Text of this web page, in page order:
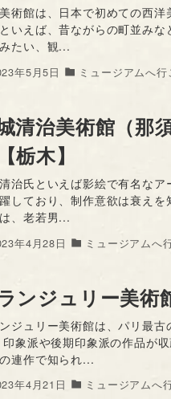
術館は、日本で初めての西
いえば、昔ながらの町並み
たい、観...
年5月5日 ミュージアムへ行
清治美術館（那
栃木】
治氏といえば影絵で有名な
しており、制作意欲は衰え
、老若男...
年4月28日 ミュージアムへ
ンジュリー美術
ジュリー美術館は、パリ最
象派や後期印象派の作品が
連作で知られ...
年4月21日 ミュージアムへ